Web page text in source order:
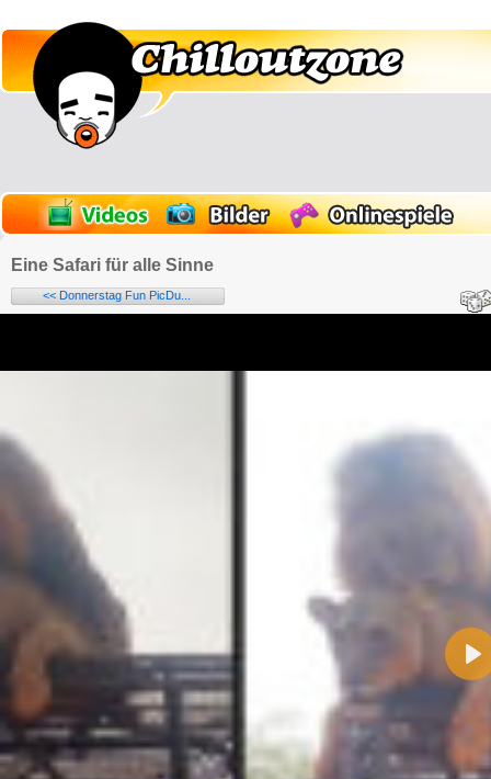
Eine Safari für alle Sinne
<< Donnerstag Fun PicDu...
Name:
E-Mail-Adresse (optional):